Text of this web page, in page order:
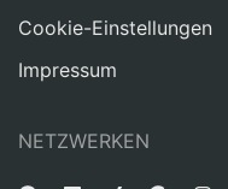
Cookie-Einstellungen
Impressum
NETZWERKEN